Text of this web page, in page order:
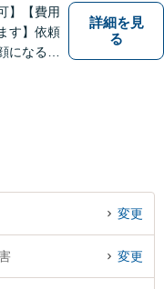
】【費用
す】依頼
になるよ
詳細を見
る
変更
変更